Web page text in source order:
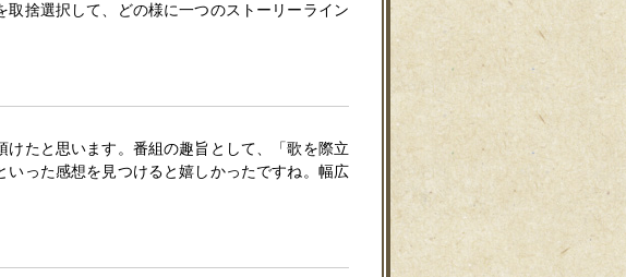
捨選択して、どの様に一つのストーリーライン
たと思います。番組の趣旨として、「歌を際立
った感想を見つけると嬉しかったですね。幅広